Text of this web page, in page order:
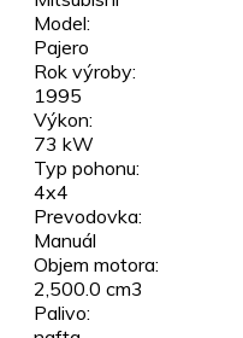
Model:
Pajero
Rok výroby:
1995
Výkon:
73 kW
Typ pohonu:
4x4
Prevodovka:
Manuál
Objem motora:
2,500.0 cm3
Palivo: